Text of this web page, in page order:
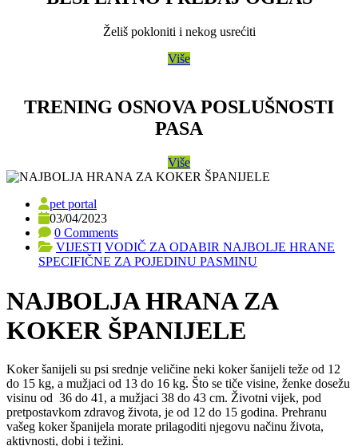
Želiš pokloniti i nekog usrećiti
Više
TRENING OSNOVA POSLUŠNOSTI
PASA
Više
pet portal
03/04/2023
0 Comments
VIJESTI VODIČ ZA ODABIR NAJBOLJE HRANE
SPECIFIČNE ZA POJEDINU PASMINU
NAJBOLJA HRANA ZA
KOKER ŠPANIJELE
Koker šanijeli su psi srednje veličine neki koker šanijeli teže od 12
do 15 kg, a mužjaci od 13 do 16 kg. Što se tiče visine, ženke dosežu
visinu od 36 do 41, a mužjaci 38 do 43 cm. Životni vijek, pod
pretpostavkom zdravog života, je od 12 do 15 godina. Prehranu
vašeg koker španijela morate prilagoditi njegovu načinu života,
aktivnosti, dobi i težini.